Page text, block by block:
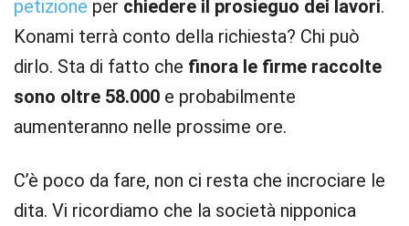
petizione per chiedere il prosieguo dei lavori.
Konami terrà conto della richiesta? Chi può
dirlo. Sta di fatto che finora le firme raccolte
sono oltre 58.000 e probabilmente
aumenteranno nelle prossime ore.
C’è poco da fare, non ci resta che incrociare le
dita. Vi ricordiamo che la società nipponica